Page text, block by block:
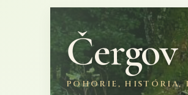
Čergov
POHORIE, HISTÓRIA,